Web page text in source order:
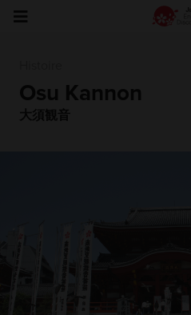
Osu Kannon
大須観音